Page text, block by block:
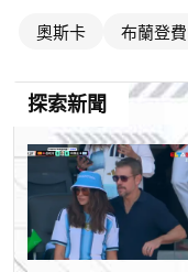
奧斯卡 布蘭登
探索新聞